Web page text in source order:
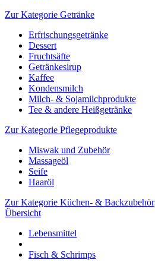
Zur Kategorie Getränke
Erfrischungsgetränke
Dessert
Fruchtsäfte
Getränkesirup
Kaffee
Kondensmilch
Milch- & Sojamilchprodukte
Tee & andere Heißgetränke
Zur Kategorie Pflegeprodukte
Miswak und Zubehör
Massageöl
Seife
Haaröl
Zur Kategorie Küchen- & Backzubehör
Übersicht
Lebensmittel
Fisch & Schrimps